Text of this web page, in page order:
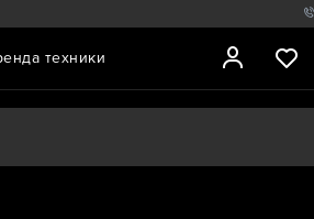
техники